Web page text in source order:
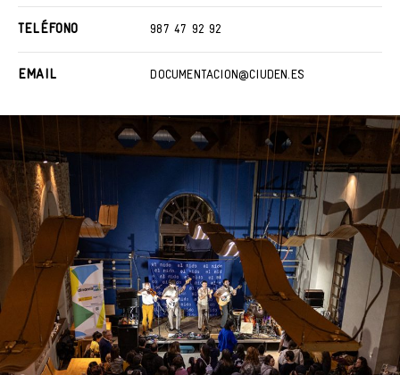
TELÉFONO987 47 92 92
EMAILDOCUMENTACION@CIUDEN.ES